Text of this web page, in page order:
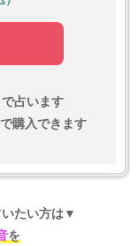
占います
購入できます
たい方は▼
を